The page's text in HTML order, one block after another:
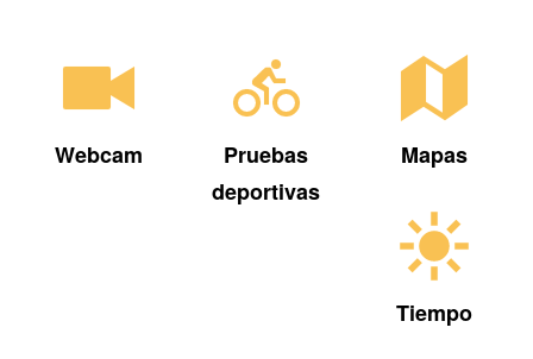
Webcam
Pruebas
deportivas
Mapas
Tiempo